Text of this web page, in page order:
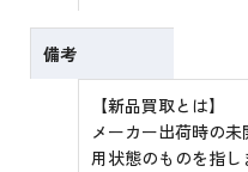
備考
【新品買取とは】
メーカー出荷時の
用状態のものを指し